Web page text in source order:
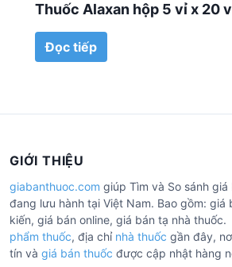
Thuốc Alaxan hộp 5 vỉ x 20
Đọc tiếp
GIỚI THIỆU
giabanthuoc.com giúp Tìm và So sánh
đang lưu hành tại Việt Nam. Bao gồm: giá
kiến, giá bán online, giá bán tạ nhà
phẩm thuốc, địa chỉ nhà thuốc gần đây,
tín và giá bán thuốc được cập nhật hàng